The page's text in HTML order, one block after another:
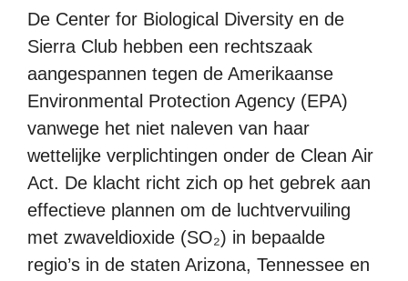
De Center for Biological Diversity en de
Sierra Club hebben een rechtszaak
aangespannen tegen de Amerikaanse
Environmental Protection Agency (EPA)
vanwege het niet naleven van haar
wettelijke verplichtingen onder de Clean Air
Act. De klacht richt zich op het gebrek aan
effectieve plannen om de luchtvervuiling
met zwaveldioxide (SO₂) in bepaalde
regio’s in de staten Arizona, Tennessee en